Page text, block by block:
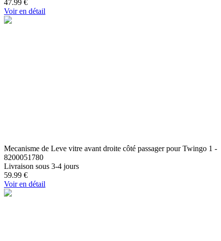
47.99 €
Voir en détail
Mecanisme de Leve vitre avant droite côté passager pour Twingo 1 -
8200051780
Livraison sous 3-4 jours
59.99 €
Voir en détail